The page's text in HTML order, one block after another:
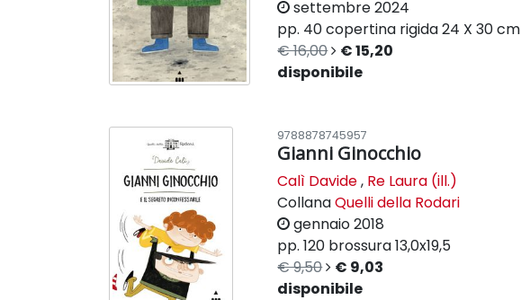
settembre 2024
pp. 40copertina rigida24 X 30 cm
€ 16,00
€ 15,20
disponibile
9788878745957
Gianni Ginocchio
Calì Davide, Re Laura (ill.)
CollanaQuelli della Rodari
gennaio 2018
pp. 120 brossura13,0x19,5
€ 9,50
€ 9,03
disponibile